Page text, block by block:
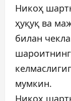
Никоҳ
ҳуқуқ ва
билан
мумкин.